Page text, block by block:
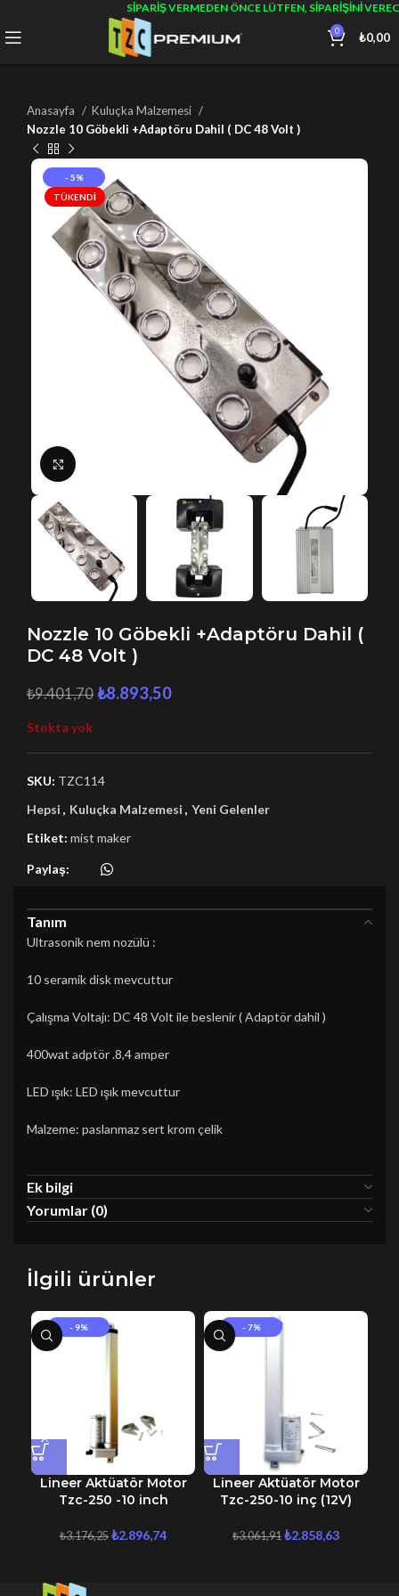
SIPARIŞ VERMEDEN ÖNCE LÜTFEN, SIPARIŞINI
0 ₺0,00
Anasayfa
Kuluçka Malzemesi
Nozzle 10 Göbekli +Adaptöru Dahil ( DC 48 Volt )
- 5%
TÜKENDI
Nozzle 10 Göbekli +Adaptöru Dahil (
DC 48 Volt )
₺9.401,70 ₺8.893,50
Stokta yok
SKU: TZC114
Hepsi , Kuluçka Malzemesi , Yeni Gelenler
Etiket: mist maker
Paylaş:
Tanım
Ultrasonik nem nozülü :
10 seramik disk mevcuttur
Çalışma Voltajı: DC 48 Volt ile beslenir ( Adaptör dahil )
400wat adptör .8,4 amper
LED ışık: LED ışık mevcuttur
Malzeme: paslanmaz sert krom çelik
Ek bilgi
Yorumlar (0)
İlgili ürünler
- 9%
Lineer Aktüatör Motor
Tzc-250 -10 inch
₺3.176,25 ₺2.896,74
- 7%
Lineer Aktüatör Motor
Tzc-250-10 inç (12V)
₺3.061,91 ₺2.858,63